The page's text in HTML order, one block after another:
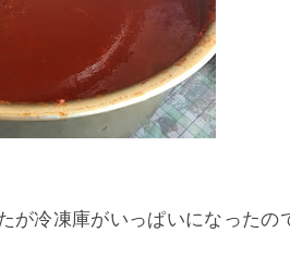
が冷凍庫がいっぱいになったの